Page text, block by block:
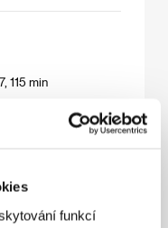
funkcí
115 min